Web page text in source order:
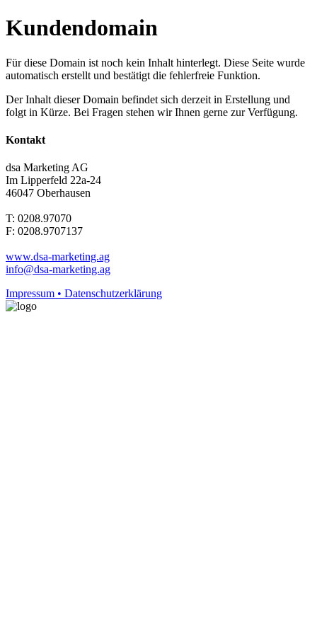
Kundendomain
Für diese Domain ist noch kein Inhalt hinterlegt. Diese Seite wurde
automatisch erstellt und bestätigt die fehlerfreie Funktion.
Der Inhalt dieser Domain befindet sich derzeit in Erstellung und
folgt in Kürze. Bei Fragen stehen wir Ihnen gerne zur Verfügung.
Kontakt
dsa Marketing AG
Im Lipperfeld 22a-24
46047 Oberhausen
T: 0208.97070
F: 0208.9707137
www.dsa-marketing.ag
info@dsa-marketing.ag
Impressum • Datenschutzerklärung